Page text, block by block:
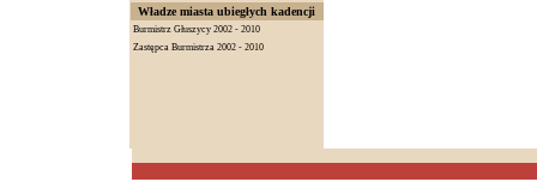
Władze miasta ubiegłych kadencji
Burmistrz Głuszycy 2002 - 2010
Zastępca Burmistrza 2002 - 2010